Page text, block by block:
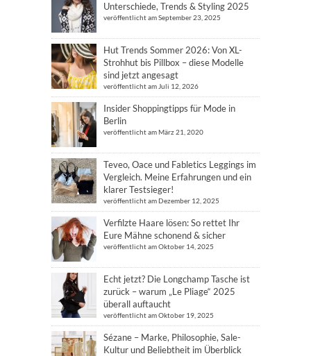
Unterschiede, Trends & Styling 2025
veröffentlicht am September 23, 2025
Hut Trends Sommer 2026: Von XL-
Strohhut bis Pillbox – diese Modelle
sind jetzt angesagt
veröffentlicht am Juli 12, 2026
Insider Shoppingtipps für Mode in
Berlin
veröffentlicht am März 21, 2020
Teveo, Oace und Fabletics Leggings im
Vergleich. Meine Erfahrungen und ein
klarer Testsieger!
veröffentlicht am Dezember 12, 2025
Verfilzte Haare lösen: So rettet Ihr
Eure Mähne schonend & sicher
veröffentlicht am Oktober 14, 2025
Echt jetzt? Die Longchamp Tasche ist
zurück – warum „Le Pliage“ 2025
überall auftaucht
veröffentlicht am Oktober 19, 2025
Sézane – Marke, Philosophie, Sale-
Kultur und Beliebtheit im Überblick